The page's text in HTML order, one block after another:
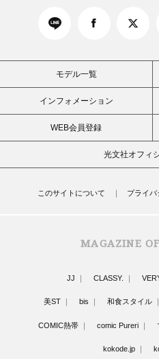
モデル一覧
インフォメーション
WEB会員登録
光文社オフィ
このサイトについて プライバ
MAGAZINE
JJ CLASSY.
美ST bis 和食スタイル
COMIC熱帯 comic Pureri
kokode.jp